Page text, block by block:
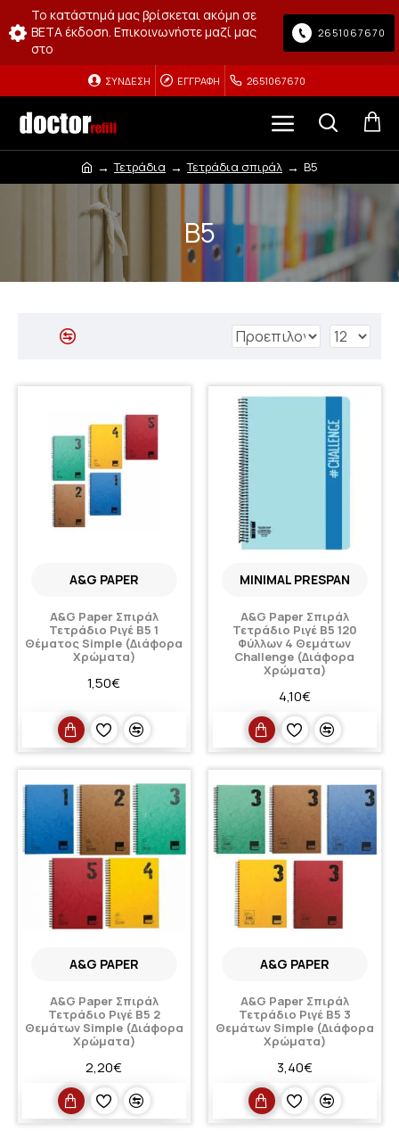
Το κατάστημά μας βρίσκεται ακόμη σε
BETA έκδοση. Επικοινωνήστε μαζί μας
στο
2651067670
ΣΎΝΔΕΣΗ ΕΓΓΡΑΦΉ 2651067670
Τετράδια Τετράδια σπιράλ Β5
Β5
A&G PAPER
A&G Paper Σπιράλ
Τετράδιο Ριγέ Β5 1
Θέματος Simple (Διάφορα
Χρώματα)
1,50€
MINIMAL PRESPAN
A&G Paper Σπιράλ
Τετράδιο Ριγέ Β5 120
Φύλλων 4 Θεμάτων
Challenge (Διάφορα
Χρώματα)
4,10€
A&G PAPER
A&G Paper Σπιράλ
Τετράδιο Ριγέ Β5 2
Θεμάτων Simple (Διάφορα
Χρώματα)
2,20€
A&G PAPER
A&G Paper Σπιράλ
Τετράδιο Ριγέ Β5 3
Θεμάτων Simple (Διάφορα
Χρώματα)
3,40€